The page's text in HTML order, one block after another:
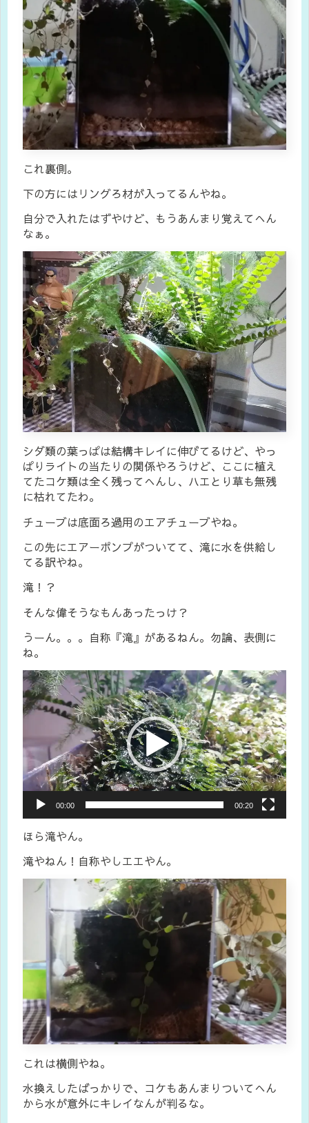
これ裏側。
下の方にはリングろ材が入ってるんやね。
自分で入れたはずやけど、もうあんまり覚えてへん
なぁ。
シダ類の葉っぱは結構キレイに伸びてるけど、やっ
ぱりライトの当たりの関係やろうけど、ここに植え
てたコケ類は全く残ってへんし、ハエとり草も無残
に枯れてたわ。
チューブは底面ろ過用のエアチューブやね。
この先にエアーポンプがついてて、滝に水を供給し
てる訳やね。
滝！？
そんな偉そうなもんあったっけ？
うーん。。。自称『滝』があるねん。勿論、表側に
ね。
動
画
プ
ヤ
ー
00:00 00:20
ほら滝やん。
滝やねん！自称やしエエやん。
これは横側やね。
水換えしたばっかりで、コケもあんまりついてへん
から水が意外にキレイなんが判るな。